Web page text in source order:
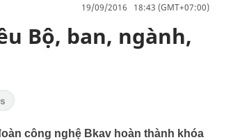
19/09/2016 18:43 (GMT+07:00)
Bộ, ban, ngành,
công nghệ Bkav hoàn thành khóa